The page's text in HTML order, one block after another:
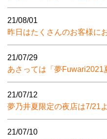
21/08/01
昨日はたくさんのお客様に
21/07/29
あさっては「夢Fuwari2021
21/07/12
夢乃井夏限定の夜店は7/21
21/07/10